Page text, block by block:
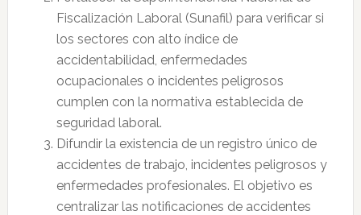
Fiscalización Laboral (Sunafil) para verificar si
los sectores con alto índice de
accidentabilidad, enfermedades
ocupacionales o incidentes peligrosos
cumplen con la normativa establecida de
seguridad laboral.
Difundir la existencia de un registro único de
accidentes de trabajo, incidentes peligrosos y
enfermedades profesionales. El objetivo es
centralizar las notificaciones de accidentes